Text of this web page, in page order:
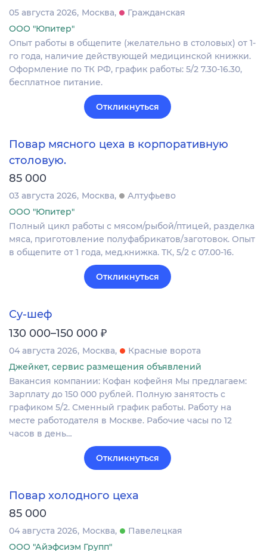
05 августа 2026 Москва
Гражданская
ООО "Юпитер"
Опыт работы в общепите (желательно в столовых) от 1-
го года, наличие действующей медицинской книжки.
Оформление по ТК РФ, график работы: 5/2 7.30-16.30,
бесплатное питание.
Откликнуться
Повар мясного цеха в корпоративную
столовую.
85 000
03 августа 2026 Москва
Алтуфьево
ООО "Юпитер"
Полный цикл работы с мясом/рыбой/птицей, разделка
мяса, приготовление полуфабрикатов/заготовок. Опыт
в общепите от 1 года, мед.книжка. ТК, 5/2 с 07.00-16.
Откликнуться
Су-шеф
130 000–150 000 ₽
04 августа 2026 Москва
Красные ворота
Джейкет, сервис размещения объявлений
Вакансия компании: Кофан кофейня Мы предлагаем:
Зарплату до 150 000 рублей. Полную занятость с
графиком 5/2. Сменный график работы. Работу на
месте работодателя в Москве. Рабочие часы по 12
часов в день…
Откликнуться
Повар холодного цеха
85 000
04 августа 2026 Москва
Павелецкая
ООО "Айэфсиэм Групп"